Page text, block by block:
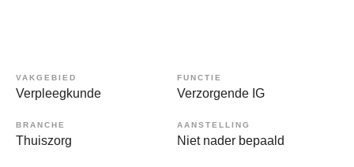
VAKGEBIED
Verpleegkunde
FUNCTIE
Verzorgende IG
BRANCHE
Thuiszorg
AANSTELLING
Niet nader bepaald